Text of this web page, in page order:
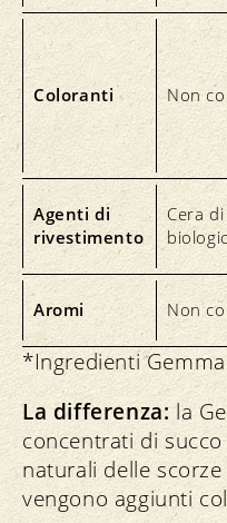
Coloranti Non
Agenti di
rivestimento
Cera
Aromi Non
*Ingredienti Gemma
La differenza:la
concentrati di
naturali delle
vengono aggiunti